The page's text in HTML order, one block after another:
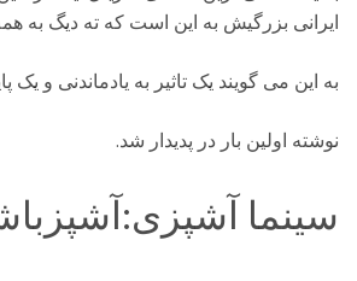
ایرانی بزرگیش به این است که ته دیگ به
به این می گویند یک تاثیر به یادماندنی و یک
نوشته اولین بار در پدیدار شد.
سینما